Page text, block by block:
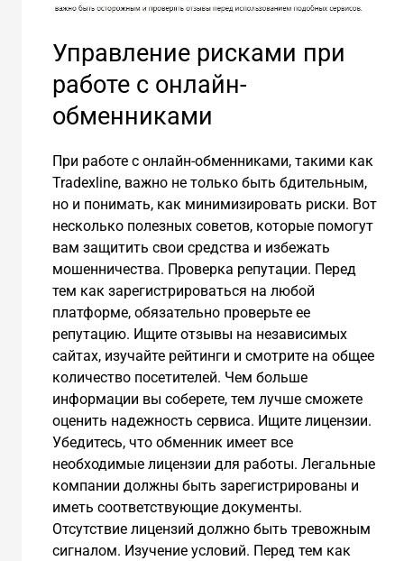
Управление рисками при
работе с онлайн-
обменниками
При работе с онлайн-обменниками, такими как
Tradexline, важно не только быть бдительным,
но и понимать, как минимизировать риски. Вот
несколько полезных советов, которые помогут
вам защитить свои средства и избежать
мошенничества. Проверка репутации. Перед
тем как зарегистрироваться на любой
платформе, обязательно проверьте ее
репутацию. Ищите отзывы на независимых
сайтах, изучайте рейтинги и смотрите на общее
количество посетителей. Чем больше
информации вы соберете, тем лучше сможете
оценить надежность сервиса. Ищите лицензии.
Убедитесь, что обменник имеет все
необходимые лицензии для работы. Легальные
компании должны быть зарегистрированы и
иметь соответствующие документы.
Отсутствие лицензий должно быть тревожным
сигналом. Изучение условий. Перед тем как